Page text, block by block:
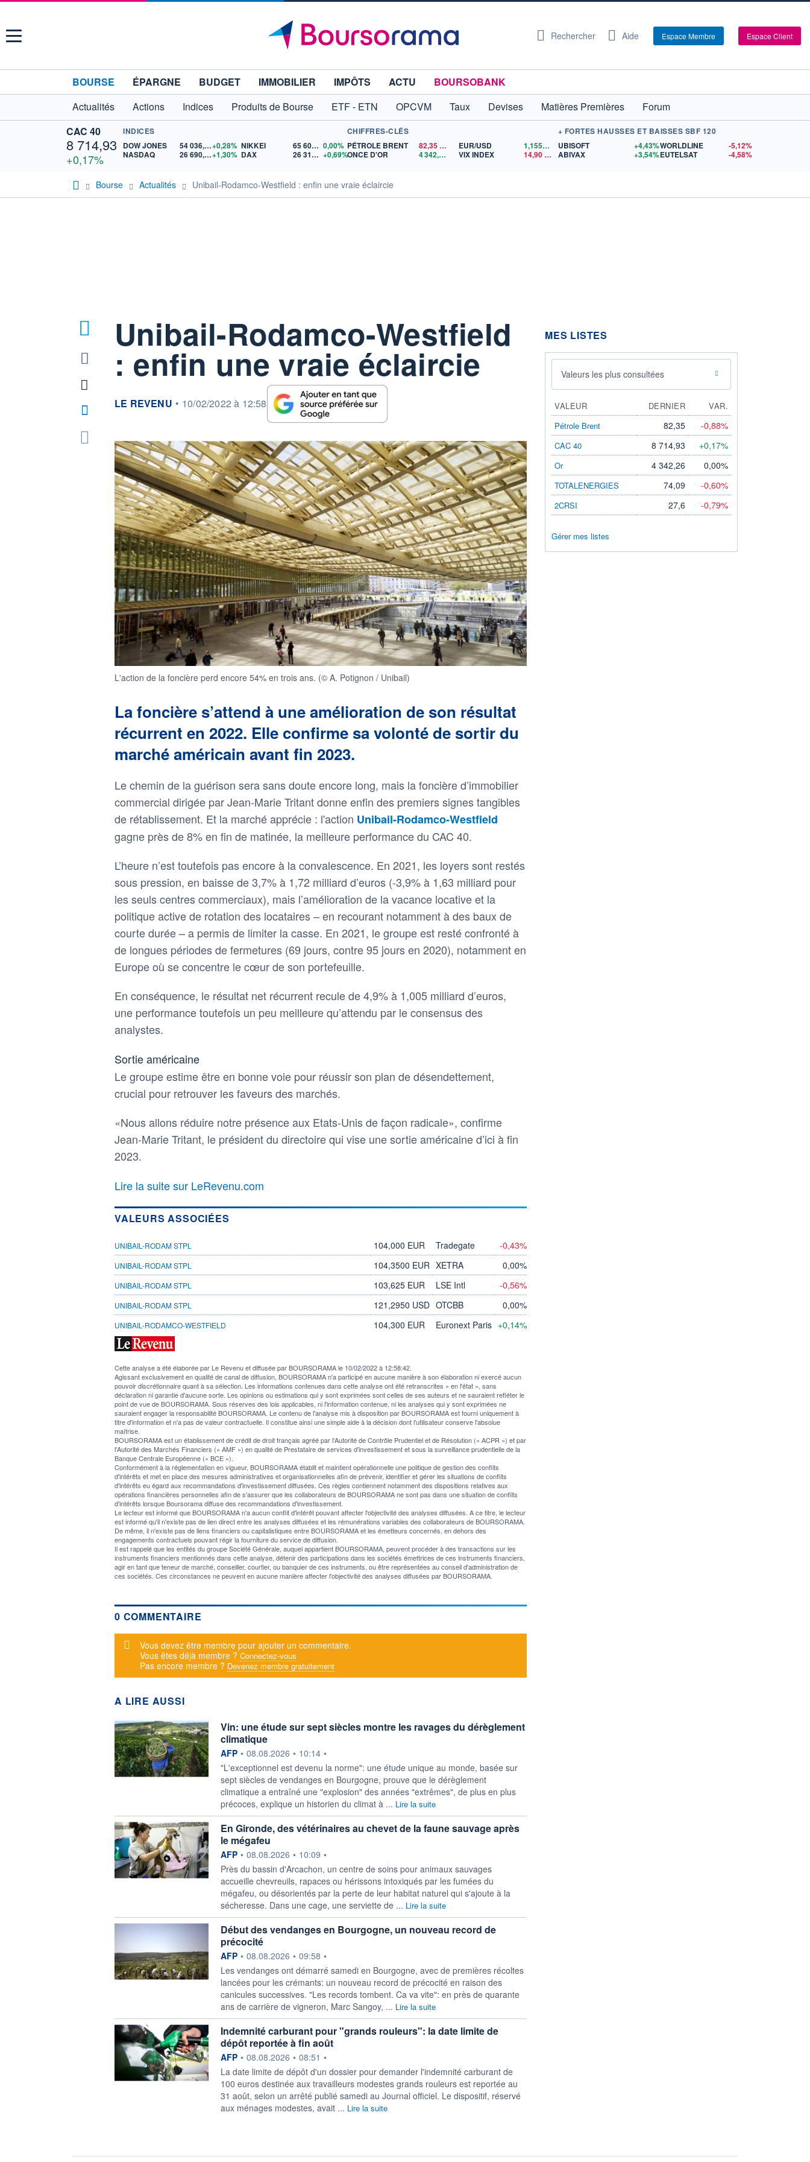
Menu Rechercher Aide Espace Membre Espace Client
BOURSE ÉPARGNE BUDGET IMMOBILIER IMPÔTS ACTU
BOURSOBANK
Actualités
Actions Indices Produits de Bourse ETF - ETN OPCVM Taux Devises Matières Premières
Forum
CAC 40
8 714,93
+0,17%
INDICES
DOW JONES
54 036,93+0,28%
NASDAQ
26 690,62+1,30%
NIKKEI 65 606,71 0,00%
DAX
26 319,45 +0,69%
CHIFFRES-CLÉS
PÉTROLE BRENT
82,35$US
ONCE D'OR
4 342,26 $US
EUR/USD 1,1559$US
VIX INDEX
14,90
+ FORTES HAUSSES ET BAISSES SBF 120
UBISOFT
+4,43%
ABIVAX
+3,54%
WORLDLINE
-5,12%
EUTELSAT
-4,58%
Bourse Actualités Unibail-Rodamco-Westfield : enfin une vraie éclaircie
Unibail-Rodamco-Westfield
: enfin une vraie éclaircie
information fournie par
LE REVENU • 10/02/2022 à 12:58
L'action de la foncière perd encore 54% en trois ans. (© A. Potignon / Unibail)
La foncière s’attend à une amélioration de son résultat
récurrent en 2022. Elle confirme sa volonté de sortir du
marché américain avant fin 2023.
Le chemin de la guérison sera sans doute encore long, mais la foncière d’immobilier
commercial dirigée par Jean-Marie Tritant donne enfin des premiers signes tangibles
de rétablissement. Et la marché apprécie : l'action Unibail-Rodamco-Westfield
gagne près de 8% en fin de matinée, la meilleure performance du CAC 40.
L’heure n’est toutefois pas encore à la convalescence. En 2021, les loyers sont restés
sous pression, en baisse de 3,7% à 1,72 milliard d’euros (-3,9% à 1,63 milliard pour
les seuls centres commerciaux), mais l’amélioration de la vacance locative et la
politique active de rotation des locataires – en recourant notamment à des baux de
courte durée – a permis de limiter la casse. En 2021, le groupe est resté confronté à
de longues périodes de fermetures (69 jours, contre 95 jours en 2020), notamment en
Europe où se concentre le cœur de son portefeuille.
En conséquence, le résultat net récurrent recule de 4,9% à 1,005 milliard d’euros,
une performance toutefois un peu meilleure qu’attendu par le consensus des
analystes.
Sortie américaine
Le groupe estime être en bonne voie pour réussir son plan de désendettement,
crucial pour retrouver les faveurs des marchés.
«Nous allons réduire notre présence aux Etats-Unis de façon radicale», confirme
Jean-Marie Tritant, le président du directoire qui vise une sortie américaine d’ici à fin
2023.
Lire la suite sur LeRevenu.com
VALEURS ASSOCIÉES
UNIBAIL-RODAM STPL 104,000 EUR Tradegate -0,43%
UNIBAIL-RODAM STPL 104,3500 EUR XETRA 0,00%
UNIBAIL-RODAM STPL 103,625 EUR LSE Intl -0,56%
UNIBAIL-RODAM STPL 121,2950 USD OTCBB 0,00%
UNIBAIL-RODAMCO-WESTFIELD 104,300 EUR Euronext Paris +0,14%
Cette analyse a été élaborée par Le Revenu et diffusée par BOURSORAMA le 10/02/2022 à 12:58:42.
Agissant exclusivement en qualité de canal de diffusion, BOURSORAMA n'a participé en aucune manière à son élaboration ni exercé aucun
pouvoir discrétionnaire quant à sa sélection. Les informations contenues dans cette analyse ont été retranscrites « en l'état », sans
déclaration ni garantie d'aucune sorte. Les opinions ou estimations qui y sont exprimées sont celles de ses auteurs et ne sauraient refléter le
point de vue de BOURSORAMA. Sous réserves des lois applicables, ni l'information contenue, ni les analyses qui y sont exprimées ne
sauraient engager la responsabilité BOURSORAMA. Le contenu de l'analyse mis à disposition par BOURSORAMA est fourni uniquement à
titre d'information et n'a pas de valeur contractuelle. Il constitue ainsi une simple aide à la décision dont l'utilisateur conserve l'absolue
maîtrise.
BOURSORAMA est un établissement de crédit de droit français agréé par l'Autorité de Contrôle Prudentiel et de Résolution (« ACPR ») et par
l'Autorité des Marchés Financiers (« AMF ») en qualité de Prestataire de services d'investissement et sous la surveillance prudentielle de la
Banque Centrale Européenne (« BCE »).
Conformément à la réglementation en vigueur, BOURSORAMA établit et maintient opérationnelle une politique de gestion des conflits
d'intérêts et met en place des mesures administratives et organisationnelles afin de prévenir, identifier et gérer les situations de conflits
d'intérêts eu égard aux recommandations d'investissement diffusées. Ces règles contiennent notamment des dispositions relatives aux
opérations financières personnelles afin de s'assurer que les collaborateurs de BOURSORAMA ne sont pas dans une situation de conflits
d'intérêts lorsque Boursorama diffuse des recommandations d'investissement.
Le lecteur est informé que BOURSORAMA n'a aucun conflit d'intérêt pouvant affecter l'objectivité des analyses diffusées. A ce titre, le lecteur
est informé qu'il n'existe pas de lien direct entre les analyses diffusées et les rémunérations variables des collaborateurs de BOURSORAMA.
De même, il n'existe pas de liens financiers ou capitalistiques entre BOURSORAMA et les émetteurs concernés, en dehors des
engagements contractuels pouvant régir la fourniture du service de diffusion.
Il est rappelé que les entités du groupe Société Générale, auquel appartient BOURSORAMA, peuvent procéder à des transactions sur les
instruments financiers mentionnés dans cette analyse, détenir des participations dans les sociétés émettrices de ces instruments financiers,
agir en tant que teneur de marché, conseiller, courtier, ou banquier de ces instruments, ou être représentées au conseil d'administration de
ces sociétés. Ces circonstances ne peuvent en aucune manière affecter l'objectivité des analyses diffusées par BOURSORAMA.
0 COMMENTAIRE
Message d'alerte
Vous devez être membre pour ajouter un commentaire.
Vous êtes déjà membre ? Connectez-vous
Pas encore membre ? Devenez membre gratuitement
A LIRE AUSSI
Vin: une étude sur sept siècles montre les ravages du dérèglement
climatique
information fournie par
AFP • 08.08.2026 • 10:14 •
"L'exceptionnel est devenu la norme": une étude unique au monde, basée sur
sept siècles de vendanges en Bourgogne, prouve que le dérèglement
climatique a entraîné une "explosion" des années "extrêmes", de plus en plus
précoces, explique un historien du climat à ... Lire la suite
En Gironde, des vétérinaires au chevet de la faune sauvage après
le mégafeu
information fournie par
AFP • 08.08.2026 • 10:09 •
Près du bassin d'Arcachon, un centre de soins pour animaux sauvages
accueille chevreuils, rapaces ou hérissons intoxiqués par les fumées du
mégafeu, ou désorientés par la perte de leur habitat naturel qui s'ajoute à la
sécheresse. Dans une cage, une serviette de ... Lire la suite
Début des vendanges en Bourgogne, un nouveau record de
précocité
information fournie par
AFP • 08.08.2026 • 09:58 •
Les vendanges ont démarré samedi en Bourgogne, avec de premières récoltes
lancées pour les crémants: un nouveau record de précocité en raison des
canicules successives. "Les records tombent. Ca va vite": en près de quarante
ans de carrière de vigneron, Marc Sangoy, ... Lire la suite
Indemnité carburant pour "grands rouleurs": la date limite de
dépôt reportée à fin août
information fournie par
AFP • 08.08.2026 • 08:51 •
La date limite de dépôt d'un dossier pour demander l'indemnité carburant de
100 euros destinée aux travailleurs modestes grands rouleurs est reportée au
31 août, selon un arrêté publié samedi au Journal officiel. Le dispositif, réservé
aux ménages modestes, avait ... Lire la suite
MES LISTES
Valeurs les plus consultées
VALEUR DERNIER
VAR.
Pétrole Brent
82,35 -0,88%
CAC 40 8 714,93 +0,17%
Or 4 342,26 0,00%
TOTALENERGIES 74,09 -0,60%
2CRSI 27,6 -0,79%
Gérer mes listes